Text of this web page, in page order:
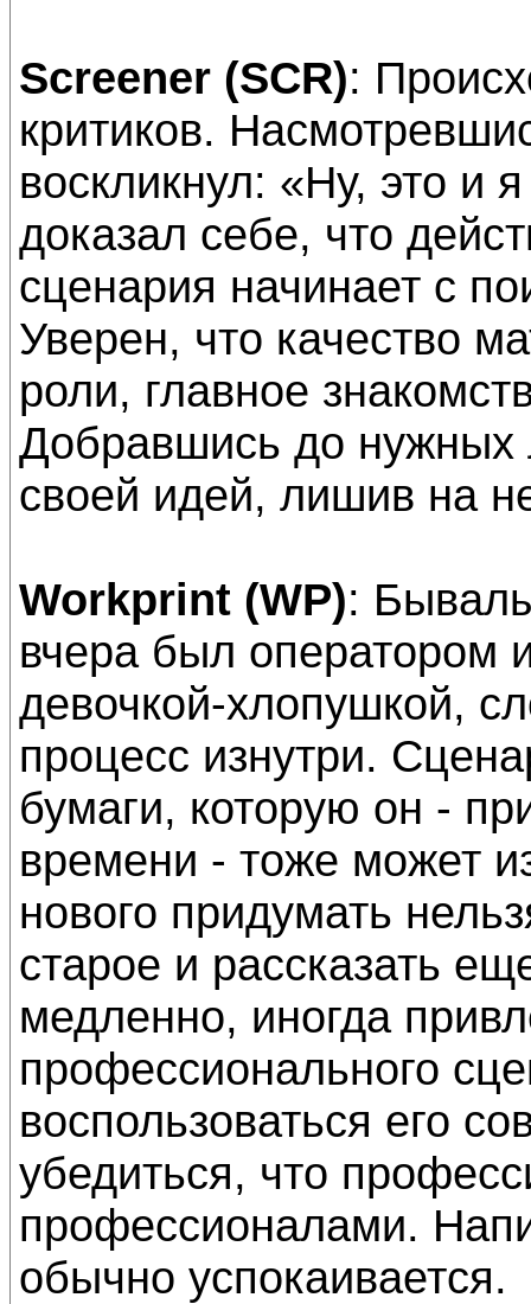
Screener (SCR):
критиков.
воскликнул: «Ну, это и
доказал себе, что
сценария начинает с
Уверен, что качество
роли, главное
Добравшись до
своей идей, лишив на
Workprint (WP):
вчера был оператором
девочкой-хлопушкой,
процесс изнутри.
бумаги, которую он -
времени - тоже может
нового придумать
старое и рассказать
медленно, иногда
профессионального
воспользоваться его
убедиться, что
профессионалами.
обычно успокаивается.